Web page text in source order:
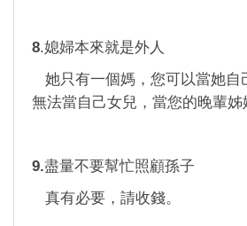
8 .媳婦本來就是外人
她只有一個媽，您可以當她自
無法當自己女兒，當您的晚輩姊
9. 盡量不要幫忙照顧孫子
真有必要，請收錢。